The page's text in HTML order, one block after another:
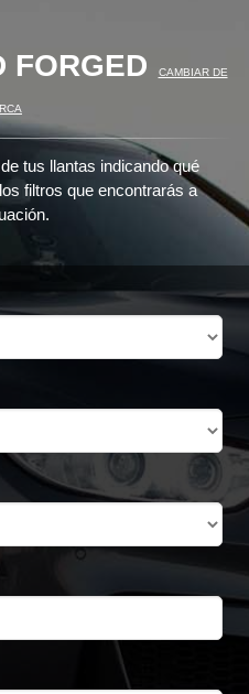
FORGED CAMBIAR DE
tus llantas indicando qué
filtros que encontrarás a